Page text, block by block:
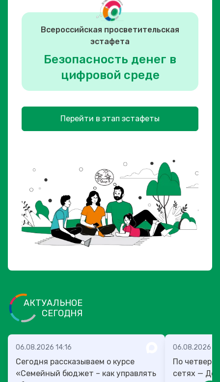
Всероссийская просветительская
эстафета
Безопасность денег в
цифровой среде
Перейти в этап эстафеты
АКТУАЛЬНОЕ
СЕГОДНЯ
06.08.2026 14:16
Сегодня рассказываем о курсе
«Семейный бюджет – как управлять
06.08.2026
По
сетях — День